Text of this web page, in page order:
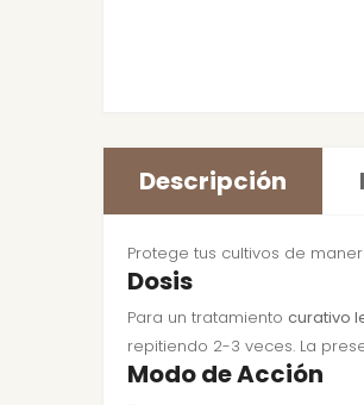
Descripción
Protege tus cultivos de
Dosis
Para un tratamiento curativo
repitiendo 2-3 veces. La
Modo de Acción